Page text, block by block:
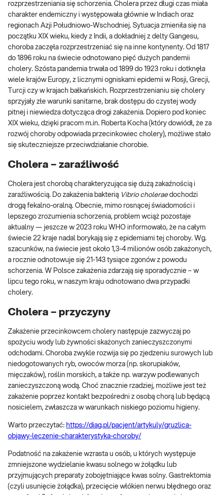
rozprzestrzeniania się schorzenia. Cholera przez długi czas miała
charakter endemiczny i występowała głównie w Indiach oraz
regionach Azji Południowo-Wschodniej. Sytuacja zmieniła się na
początku XIX wieku, kiedy z Indii, a dokładniej z delty Gangesu,
choroba zaczęła rozprzestrzeniać się na inne kontynenty. Od 1817
do 1896 roku na świecie odnotowano pięć dużych pandemii
cholery. Szósta pandemia trwała od 1899 do 1923 roku i dotknęła
wiele krajów Europy, z licznymi ogniskami epidemii w Rosji, Grecji,
Turcji czy w krajach bałkańskich. Rozprzestrzenianiu się cholery
sprzyjały złe warunki sanitarne, brak dostępu do czystej wody
pitnej i niewiedza dotycząca drogi zakażenia. Dopiero pod koniec
XIX wieku, dzięki pracom m.in. Roberta Kocha (który dowiódł, że za
rozwój choroby odpowiada przecinkowiec cholery), możliwe stało
się skuteczniejsze przeciwdziałanie chorobie.
Cholera – zaraźliwość
Cholera jest chorobą charakteryzująca się dużą zakaźnością i
zaraźliwością. Do zakażenia bakterią Vibrio choleraedochodzi
drogą fekalno-oralną. Obecnie, mimo rosnącej świadomości i
lepszego zrozumienia schorzenia, problem wciąż pozostaje
aktualny — jeszcze w 2023 roku WHO informowało, że na całym
świecie 22 kraje nadal borykają się z epidemiami tej choroby. Wg.
szacunków, na świecie jest około 1,3-4 milionów osób zakażonych,
a rocznie odnotowuje się 21-143 tysiące zgonów z powodu
schorzenia. W Polsce zakażenia zdarzają się sporadycznie – w
lipcu tego roku, w naszym kraju odnotowano dwa przypadki
cholery.
Cholera – przyczyny
Zakażenie przecinkowcem cholery następuje zazwyczaj po
spożyciu wody lub żywności skażonych zanieczyszczonymi
odchodami. Choroba zwykle rozwija się po zjedzeniu surowych lub
niedogotowanych ryb, owoców morza (np. skorupiaków,
mięczaków), roślin morskich, a także np. warzyw podlewanych
zanieczyszczoną wodą. Choć znacznie rzadziej, możliwe jest też
zakażenie poprzez kontakt bezpośredni z osobą chorą lub będącą
nosicielem, zwłaszcza w warunkach niskiego poziomu higieny.
Warto przeczytać: https://diag.pl/pacjent/artykuly/gruzlica-
objawy-leczenie-charakterystyka-choroby/
Podatność na zakażenie wzrasta u osób, u których występuje
zmniejszone wydzielanie kwasu solnego w żołądku lub
przyjmujących preparaty zobojętniające kwas solny. Gastrektomia
(czyli usunięcie żołądka), przecięcie włókien nerwu błędnego oraz